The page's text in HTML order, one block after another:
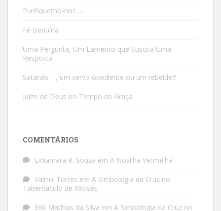
Purifiquemo-nos …
Fé Genuína
Uma Pergunta, Um Lamento que Suscita Uma
Resposta
Satanás …, um servo obediente ou um rebelde?!
Juízo de Deus no Tempo da Graça
COMENTÁRIOS
Lidiamara R. Souza em A Novilha Vermelha
Valmir Torres em A Simbologia da Cruz no
Tabernáculo de Moisés
Erik Mathias da Silva em A Simbologia da Cruz no